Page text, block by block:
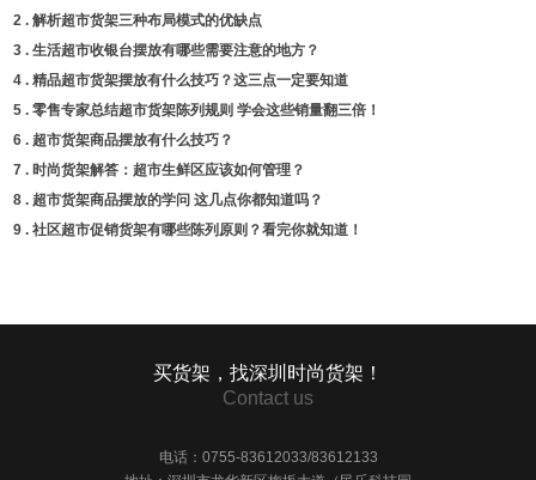
2 .解析超市货架三种布局模式的优缺点
3 .生活超市收银台摆放有哪些需要注意的地方？
4 .精品超市货架摆放有什么技巧？这三点一定要知道
5 .零售专家总结超市货架陈列规则 学会这些销量翻三倍！
6 .超市货架商品摆放有什么技巧？
7 . 时尚货架解答：超市生鲜区应该如何管理？
8 .超市货架商品摆放的学问 这几点你都知道吗？
9 .社区超市促销货架有哪些陈列原则？看完你就知道！
买货架，找深圳时尚货架！
Contact us
电话：0755-83612033/83612133